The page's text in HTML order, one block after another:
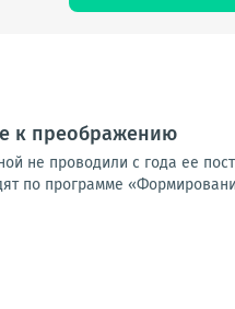
к преображению
не проводили с года ее
по программе